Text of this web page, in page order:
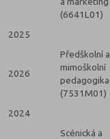
(6641L01)
2025
2026
Předškolní a
mimoškolní
pedagogika
(7531M01)
2024
Scénická a